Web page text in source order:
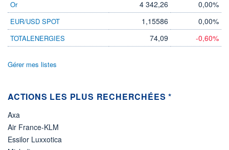
Non éligible
Boursobank
Or 4 342,26 0,00%
EUR/USD SPOT 1,15586 0,00%
TOTALENERGIES 74,09 -0,60%
Gérer mes listes
ACTIONS LES PLUS RECHERCHÉES *
Axa
Air France-KLM
Essilor Luxxotica